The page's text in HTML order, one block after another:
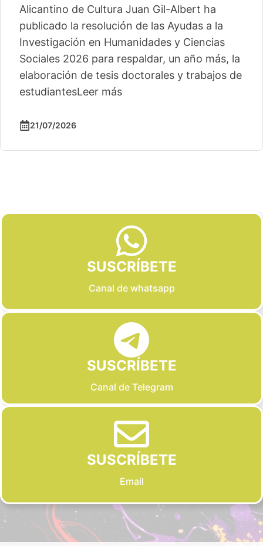
Alicantino de Cultura Juan Gil-Albert ha
publicado la resolución de las Ayudas a la
Investigación en Humanidades y Ciencias
Sociales 2026 para respaldar, un año más, la
elaboración de tesis doctorales y trabajos de
estudiantesLeer más
21/07/2026
SUSCRÍBETE
Canal de whatsapp
SUSCRÍBETE
Canal de Telegram
SUSCRÍBETE
Email